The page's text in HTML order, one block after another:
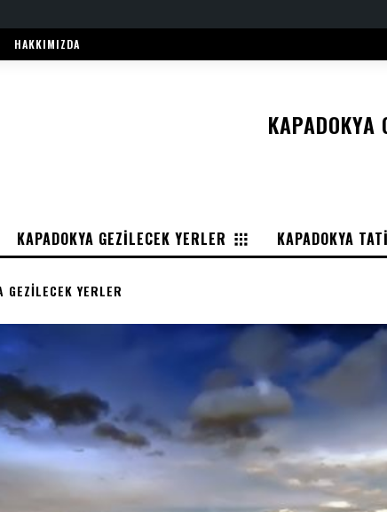
HAKKIMIZDA
KAPADOKYA
KAPADOKYA GEZILECEK YERLER KAPADOKYA
GEZILECEK YERLER